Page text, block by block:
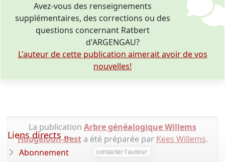
Avez-vous des renseignements
supplémentaires, des corrections ou des
questions concernant Ratbert
d'ARGENGAU?
L'auteur de cette publication aimerait avoir de vos
nouvelles!
La publication Arbre généalogique Willems
Hoogeloon-Besta été préparée par Kees Willems.
contacter l'auteur
Liens directs ...
Abonnement